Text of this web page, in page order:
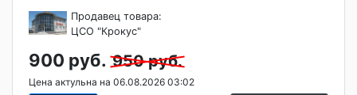
Продавец товара:
ЦСО "Крокус"
900 руб. 950 руб.
Цена актульна на 06.08.2026 03:02